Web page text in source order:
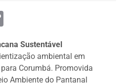
p
y
Sustentável
ambiental em
Corumbá. Promovida
Ambiente do Pantanal